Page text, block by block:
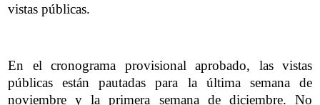
vistas públicas.
En el cronograma provisional aprobado, las vistas
públicas están pautadas para la última semana de
noviembre y la primera semana de diciembre. No